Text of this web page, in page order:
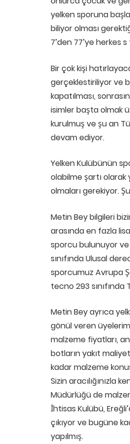
yelken sporuna
biliyor olması
7’den 77’ye herkes
Bir çok kişi
gerçeklestiriliyor ve
kapatılması,
isimler başta olmak
kurulmuş ve şu an
devam ediyor.
Yelken Kulübünün
olabilme şartı
olmaları gerekiyor.
Metin Bey bilgileri
arasında en fazla
sporcu bulunuyor ve
sınıfında Ulusal
sporcumuz Avrupa
tecno 293 sınıfında
Metin Bey ayrıca
gönül veren
malzeme fiyatları,
botların yakıt
kadar malzeme
Sizin aracılığınızla
Müdürlüğü de
İhtisas Kulübü,
çıkıyor ve bugüne
yapılmış.